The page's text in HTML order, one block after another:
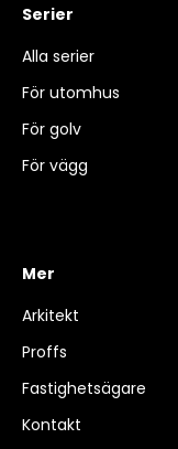
Serier
Alla serier
För utomhus
För golv
För vägg
Mer
Arkitekt
Proffs
Fastighetsägare
Kontakt